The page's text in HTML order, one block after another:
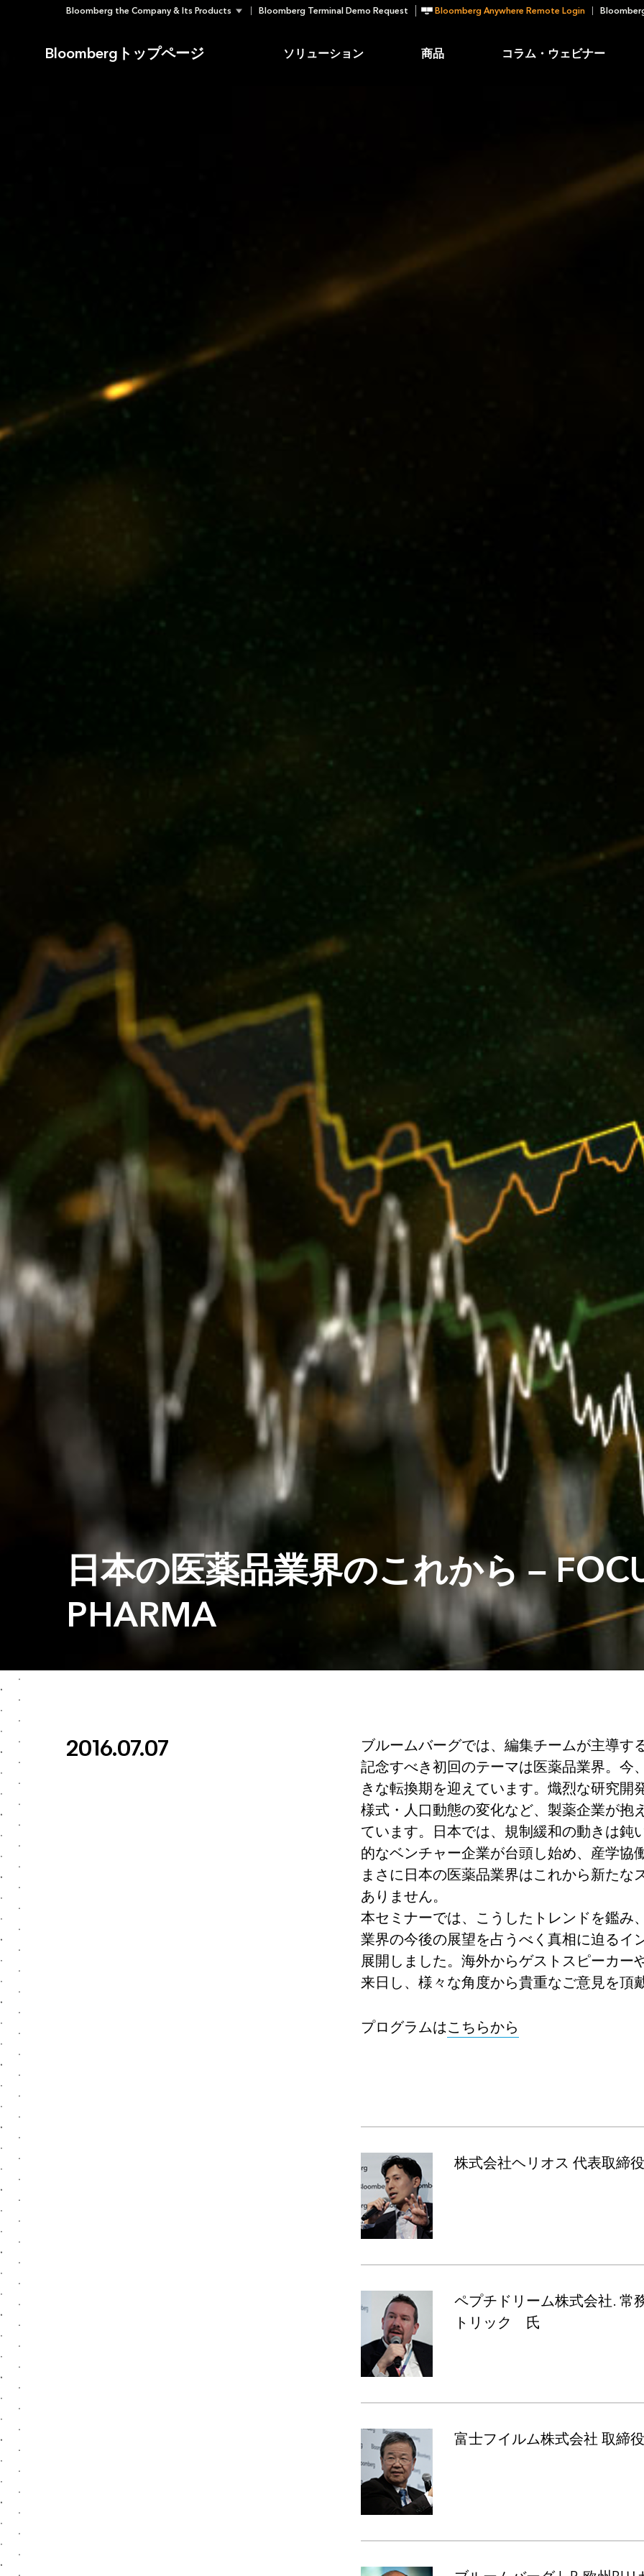
Bloomberg the Company & Its Products Bloomberg Terminal Demo Request Bloomberg Anywhere Remote Login
Bloombergトップページ ソリューション 商品 コラム・ウェビナー
日本の医薬品業界のこれから –
PHARMA
2016.07.07
ブルームバーグでは、編集チームが主導す
記念すべき初回のテーマは医薬品業界。今
きな転換期を迎えています。熾烈な研究
様式・人口動態の変化など、製薬企業が抱
ています。日本では、規制緩和の動きは鈍
的なベンチャー企業が台頭し始め、産学協
まさに日本の医薬品業界はこれから新た
ありません。
本セミナーでは、こうしたトレンドを鑑み
業界の今後の展望を占うべく真相に迫るイ
展開しました。海外からゲストスピーカー
来日し、様々な角度から貴重なご意見を頂
プログラムはこちらから
株式会社ヘリオス 代表取
ペプチドリーム株式会社. 常
トリック 氏
富士フイルム株式会社 取